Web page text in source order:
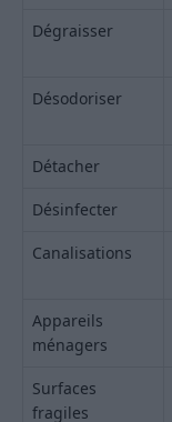
Dégraisser
Désodoriser
Détacher
Désinfecter
Canalisations
Appareils
ménagers
Surfaces
fragiles